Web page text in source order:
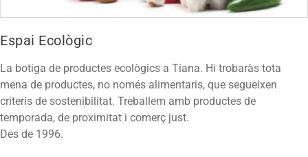
Espai Ecològic
La botiga de productes ecològics a Tiana. Hi trobaràs tota
mena de productes, no només alimentaris, que segueixen
criteris de sostenibilitat. Treballem amb productes de
temporada, de proximitat i comerç just.
Des de 1996.